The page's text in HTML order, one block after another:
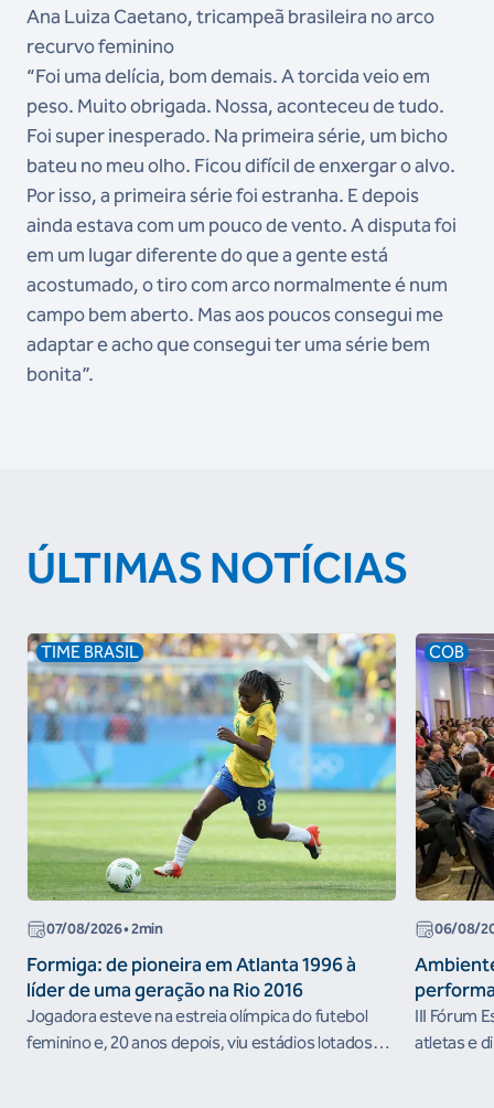
Ana Luiza Caetano, tricampeã brasileira no arco
recurvo feminino
“Foi uma delícia, bom demais. A torcida veio em
peso. Muito obrigada. Nossa, aconteceu de tudo.
Foi super inesperado. Na primeira série, um bicho
bateu no meu olho. Ficou difícil de enxergar o alvo.
Por isso, a primeira série foi estranha. E depois
ainda estava com um pouco de vento. A disputa foi
em um lugar diferente do que a gente está
acostumado, o tiro com arco normalmente é num
campo bem aberto. Mas aos poucos consegui me
adaptar e acho que consegui ter uma série bem
bonita”.
ÚLTIMAS NOTÍCIAS
TIME BRASIL
07/08/2026• 2min
Formiga: de pioneira em Atlanta 1996 à
líder de uma geração na Rio 2016
Jogadora esteve na estreia olímpica do futebol
feminino e, 20 anos depois, viu estádios lotados
COB
06/08/
III Fórum
atletas e